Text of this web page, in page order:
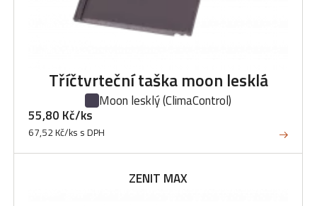
Tříčtvrteční taška moon lesklá
Moon lesklý(ClimaControl)
55,80 Kč/ks
67,52 Kč/ks s DPH
ZENIT MAX